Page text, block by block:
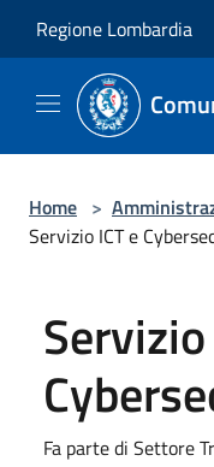
Regione Lombardia
Home >
Servizio ICT e
Fa parte di Settore